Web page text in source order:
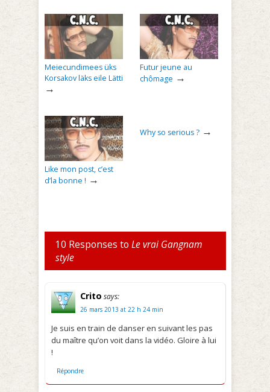
Meiecundimees üks
Korsakov läks eile Lätti
→
Futur jeune au
chômage →
Like mon post, c’est
d’la bonne ! →
Why so serious ? →
10 Responses to Le vrai Gangnam
style
Crito says:
26 mars 2013 at 22 h 24 min
Je suis en train de danser en suivant les pas
du maître qu’on voit dans la vidéo. Gloire à lui
!
Répondre